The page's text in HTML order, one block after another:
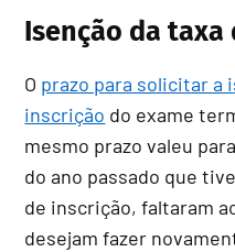
Isenção da taxa
O prazo para solicitar a
inscrição do exame
mesmo prazo valeu
do ano passado que
de inscrição, faltaram
desejam fazer